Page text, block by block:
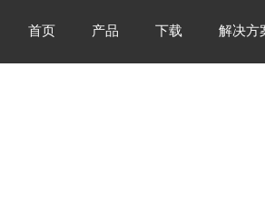
首页 产品 下载 解决方